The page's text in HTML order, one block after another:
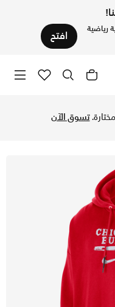
رياضية افتح
تسوق الآن